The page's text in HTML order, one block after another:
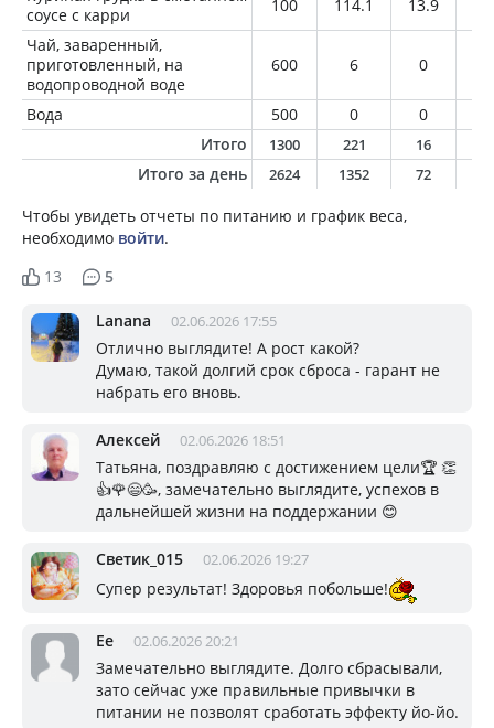
соусе с карри
100 114.1 13.9
Чай, заваренный,
приготовленный, на
водопроводной воде
600 6 0
Вода 500 0 0
Итого
1300 221 16
Итого за день 2624 1352 72
Чтобы увидеть отчеты по питанию и график веса,
необходимо войти.
13
5
Lanana 02.06.2026 17:55
Отлично выглядите! А рост какой?
Думаю, такой долгий срок сброса - гарант не
набрать его вновь.
Алексей 02.06.2026 18:51
Татьяна, поздравляю с достижением цели🏆 👏
👍🌹😄🥳, замечательно выглядите, успехов в
дальнейшей жизни на поддержании 😊
Светик_015 02.06.2026 19:27
Супер результат! Здоровья побольше!
Ee 02.06.2026 20:21
Замечательно выглядите. Долго сбрасывали,
зато сейчас уже правильные привычки в
питании не позволят сработать эффекту йо-йо.